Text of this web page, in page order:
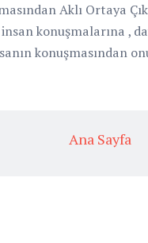
Aklı Ortaya
konuşmalarına ,
konuşmasından
Ana Sayfa